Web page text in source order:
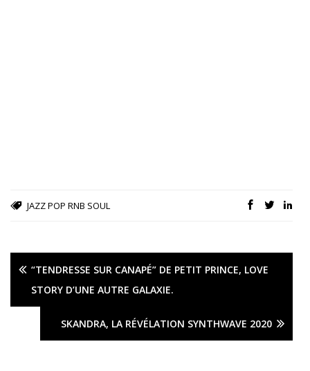
JAZZPOP RNB SOUL
“TENDRESSE SUR CANAPÉ” DE PETIT PRINCE, LOVE
STORY D’UNE AUTRE GALAXIE.
SKANDRA, LA RÉVÉLATION SYNTHWAVE 2020